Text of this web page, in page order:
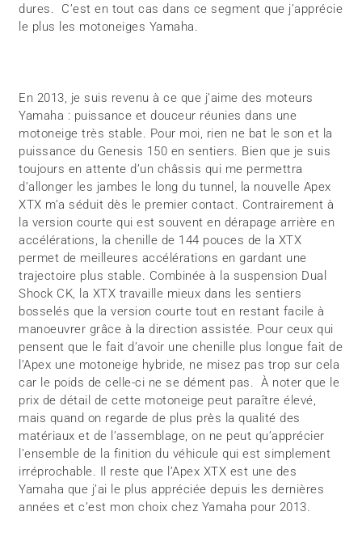
dures. C’est en tout cas dans ce segment que j’apprécie
le plus les motoneiges Yamaha.
En 2013, je suis revenu à ce que j’aime des moteurs
Yamaha : puissance et douceur réunies dans une
motoneige très stable. Pour moi, rien ne bat le son et la
puissance du Genesis 150 en sentiers. Bien que je suis
toujours en attente d’un châssis qui me permettra
d’allonger les jambes le long du tunnel, la nouvelle Apex
XTX m’a séduit dès le premier contact. Contrairement à
la version courte qui est souvent en dérapage arrière en
accélérations, la chenille de 144 pouces de la XTX
permet de meilleures accélérations en gardant une
trajectoire plus stable. Combinée à la suspension Dual
Shock CK, la XTX travaille mieux dans les sentiers
bosselés que la version courte tout en restant facile à
manoeuvrer grâce à la direction assistée. Pour ceux qui
pensent que le fait d’avoir une chenille plus longue fait de
l’Apex une motoneige hybride, ne misez pas trop sur cela
car le poids de celle-ci ne se dément pas. À noter que le
prix de détail de cette motoneige peut paraître élevé,
mais quand on regarde de plus près la qualité des
matériaux et de l’assemblage, on ne peut qu’apprécier
l’ensemble de la finition du véhicule qui est simplement
irréprochable. Il reste que l’Apex XTX est une des
Yamaha que j’ai le plus appréciée depuis les dernières
années et c’est mon choix chez Yamaha pour 2013.